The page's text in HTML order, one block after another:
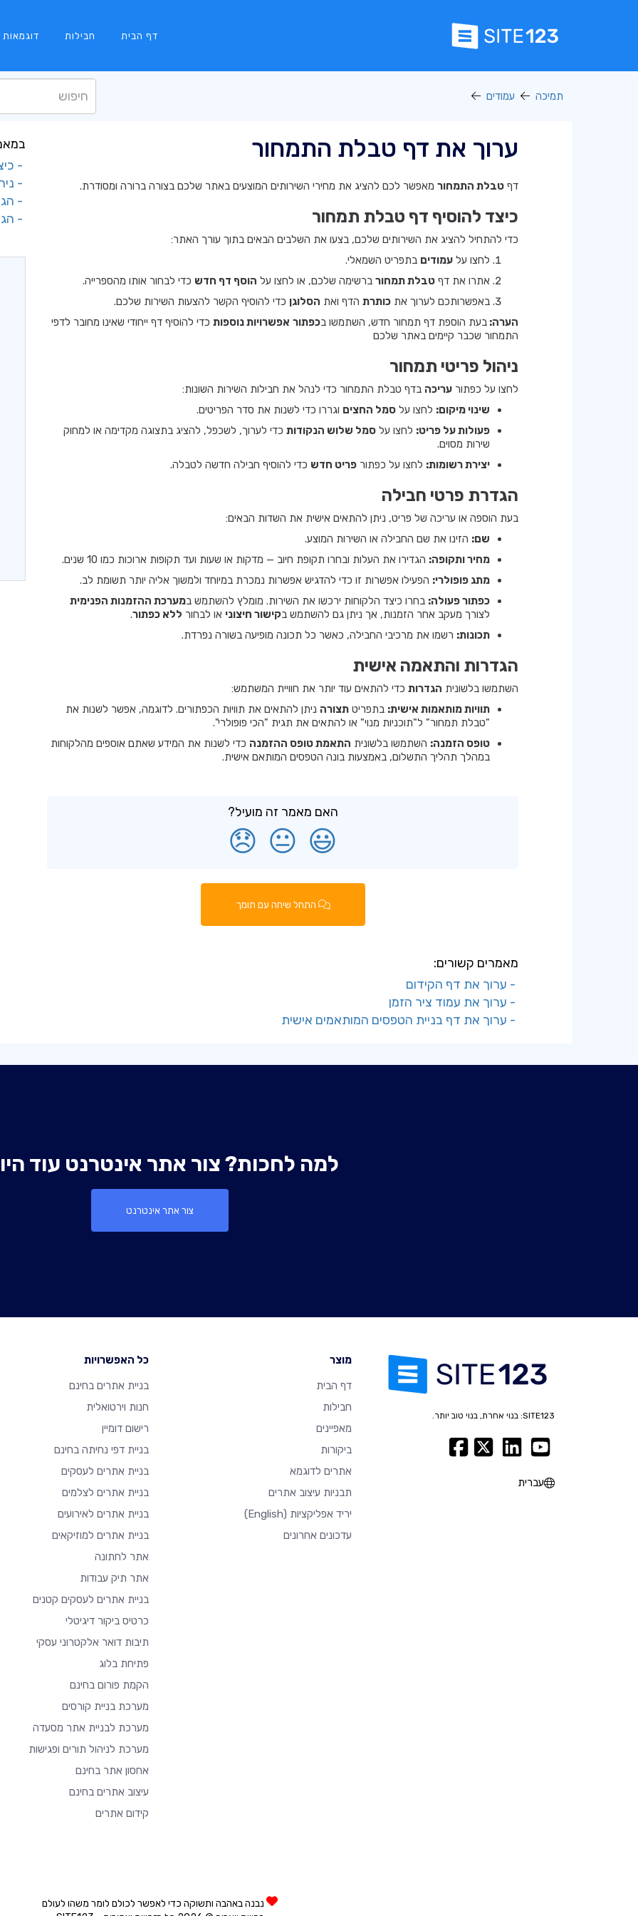
דף הבית חבילות דוגמאות
תמיכה עמודים
ערוך את דף טבלת התמחור
דף טבלת התמחור מאפשר לכם להציג את מחירי השירותים המוצעים באתר שלכם בצורה ברורה ומסודרת.
כיצד להוסיף דף טבלת תמחור
כדי להתחיל להציג את השירותים שלכם, בצעו את השלבים הבאים בתוך עורך האתר:
לחצו על עמודים בתפריט השמאלי.
אתרו את דף טבלת תמחור ברשימה שלכם, או לחצו על הוסף דף חדש כדי לבחור אותו מהספרייה.
באפשרותכם לערוך את כותרת הדף ואת הסלוגן כדי להוסיף הקשר להצעות השירות שלכם.
הערה: בעת הוספת דף תמחור חדש, השתמשו בכפתור אפשרויות נוספות כדי להוסיף דף ייחודי שאינו מחובר לדפי
התמחור שכבר קיימים באתר שלכם
ניהול פריטי תמחור
לחצו על כפתור עריכה בדף טבלת התמחור כדי לנהל את חבילות השירות השונות:
שינוי מיקום: לחצו על סמל החצים וגררו כדי לשנות את סדר הפריטים.
פעולות על פריט: לחצו על סמל שלוש הנקודות כדי לערוך, לשכפל, להציג בתצוגה מקדימה או למחוק
שירות מסוים.
יצירת רשומות: לחצו על כפתור פריט חדש כדי להוסיף חבילה חדשה לטבלה.
הגדרת פרטי חבילה
בעת הוספה או עריכה של פריט, ניתן להתאים אישית את השדות הבאים:
שם: הזינו את שם החבילה או השירות המוצע.
מחיר ותקופה: הגדירו את העלות ובחרו תקופת חיוב — מדקות או שעות ועד תקופות ארוכות כמו 10 שנים.
מתג פופולרי: הפעילו אפשרות זו כדי להדגיש אפשרות נמכרת במיוחד ולמשוך אליה יותר תשומת לב.
כפתור פעולה: בחרו כיצד הלקוחות ירכשו את השירות. מומלץ להשתמש במערכת ההזמנות הפנימית
לצורך מעקב אחר הזמנות, אך ניתן גם להשתמש בקישור חיצוני או לבחור ללא כפתור.
תכונות: רשמו את מרכיבי החבילה, כאשר כל תכונה מופיעה בשורה נפרדת.
הגדרות והתאמה אישית
השתמשו בלשונית הגדרות כדי להתאים עוד יותר את חוויית המשתמש:
תוויות מותאמות אישית: בתפריט תצורה ניתן להתאים את תוויות הכפתורים. לדוגמה, אפשר לשנות את
"טבלת תמחור" ל"תוכניות מנוי" או להתאים את תגית "הכי פופולרי".
טופס הזמנה: השתמשו בלשונית התאמת טופס ההזמנה כדי לשנות את המידע שאתם אוספים מהלקוחות
במהלך תהליך התשלום, באמצעות בונה הטפסים המותאם אישית.
האם מאמר זה מועיל?
😃
😐
😞
התחל שיחה עם תומך
מאמרים קשורים:
- ערוך את דף הקידום
- ערוך את עמוד ציר הזמן
- ערוך את דף בניית הטפסים המותאמים אישית
-
-
-
-
למה לחכות? צור אתר אינטרנט עוד
צור אתר אינטרנט
SITE123: בנוי אחרת, בנוי טוב יותר.
עברית
מוצר
דף הבית
חבילות
מאפיינים
ביקורות
אתרים לדוגמא
תבניות עיצוב אתרים
יריד אפליקציות (English)
עדכונים אחרונים
כל האפשרויות
בניית אתרים בחינם
חנות וירטואלית
רישום דומיין
בניית דפי נחיתה בחינם
בניית אתרים לעסקים
בניית אתרים לצלמים
בניית אתרים לאירועים
בניית אתרים למוזיקאים
אתר לחתונה
אתר תיק עבודות
בניית אתרים לעסקים קטנים
כרטיס ביקור דיגיטלי
תיבות דואר אלקטרוני עסקי
פתיחת בלוג
הקמת פורום בחינם
מערכת בניית קורסים
מערכת לבניית אתר מסעדה
מערכת לניהול תורים ופגישות
אחסון אתר בחינם
עיצוב אתרים בחינם
קידום אתרים
נבנה באהבה ותשוקה כדי לאפשר לכולם לומר משהו לעולם